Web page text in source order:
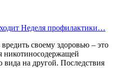
Неделя профилактики…
своему здоровью – это
никотиносодержащей
вида на другой. Последствия